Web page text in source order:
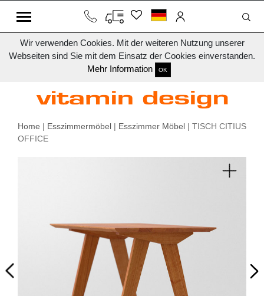
Wir verwenden Cookies. Mit der weiteren Nutzung unserer
Webseiten sind Sie mit dem Einsatz der Cookies einverstanden.
Mehr Information
OK
Home | Esszimmermöbel | Esszimmer Möbel | TISCH CITIUS
OFFICE